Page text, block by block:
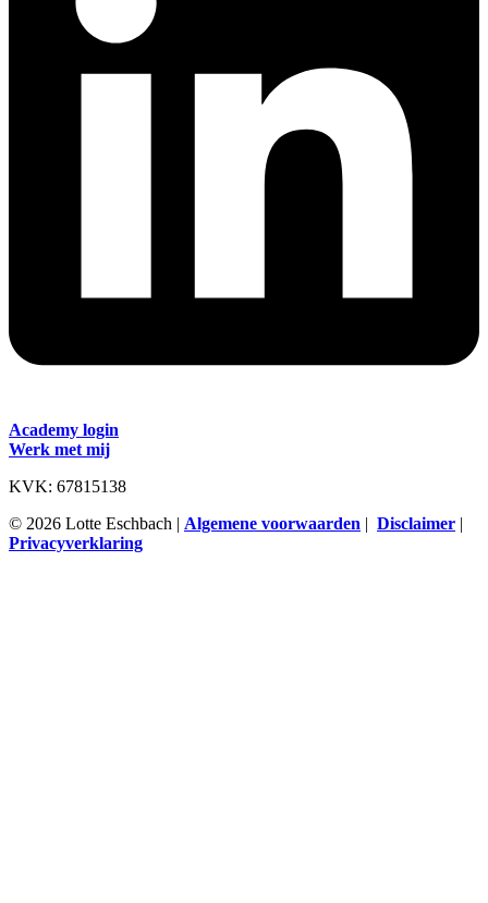
Academy login
Werk met mij
KVK: 67815138
© 2026 Lotte Eschbach | Algemene voorwaarden Disclaimer
Privacyverklaring